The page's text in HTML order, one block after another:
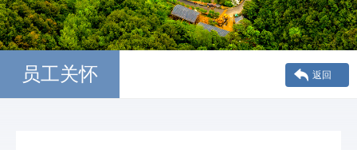
员工关怀 返回